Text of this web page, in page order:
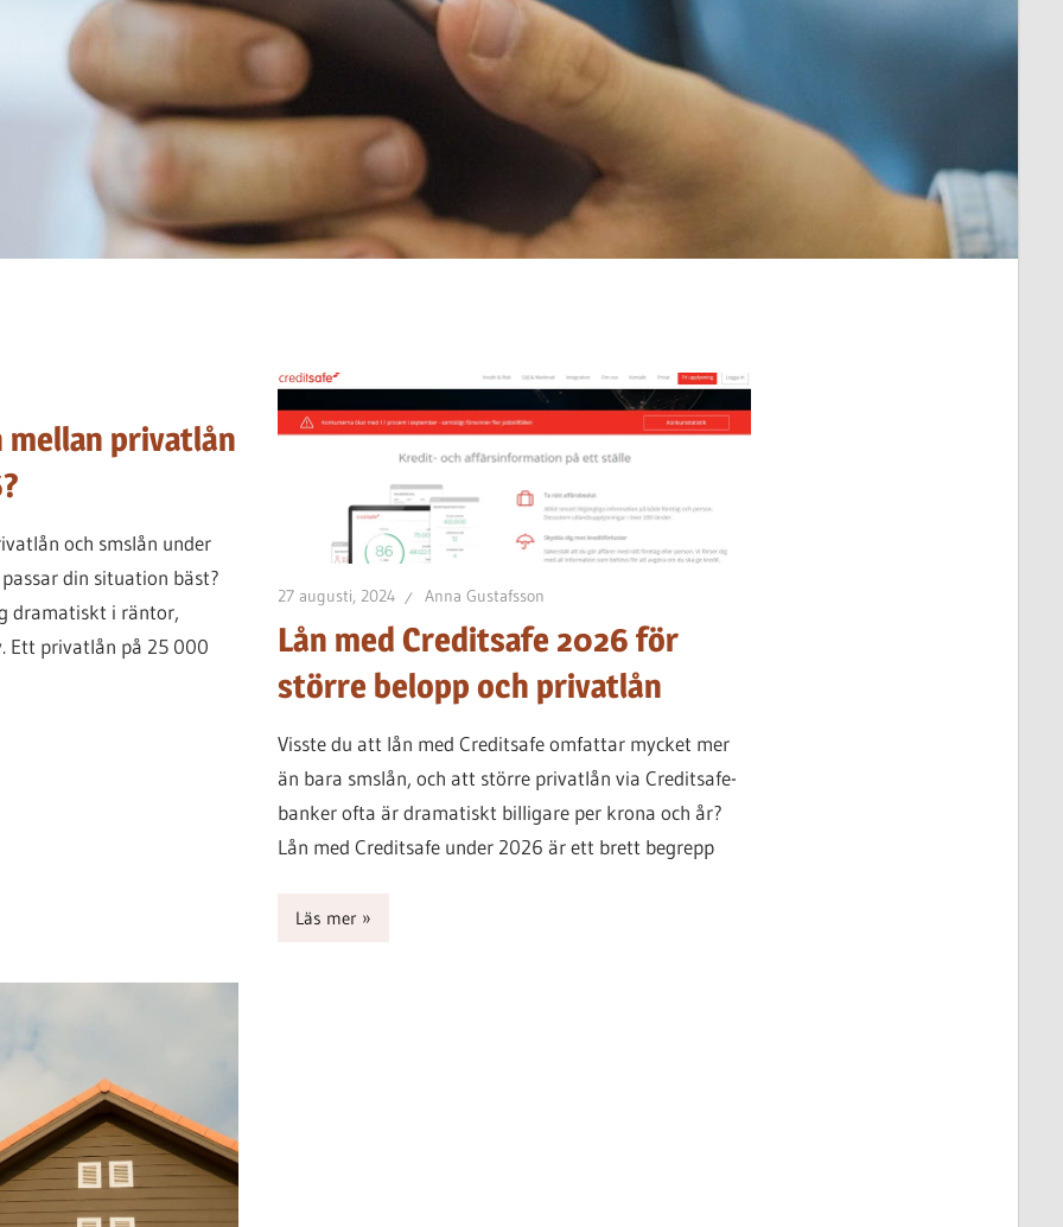
mellan privatlån
och smslån under
din situation bäst?
dramatiskt i räntor,
Ett privatlån på 25 000
27 augusti, 2024 Anna Gustafsson
Lån med Creditsafe 2026 för
större belopp och privatlån
Visste du att lån med Creditsafe omfattar mycket mer
än bara smslån, och att större privatlån via Creditsafe-
banker ofta är dramatiskt billigare per krona och år?
Lån med Creditsafe under 2026 är ett brett begrepp
Läs mer